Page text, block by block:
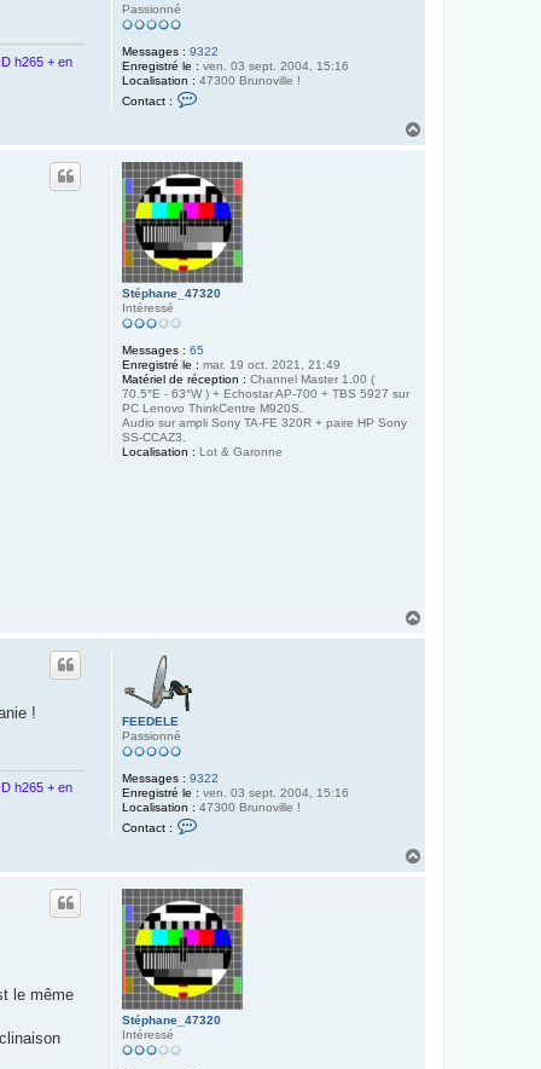
Passionné
Messages : 9322
Enregistré le : ven. 03 sept. 2004, 15:16
Localisation : 47300 Brunoville !
Contact :
c
t
e
F
E
E
D
E
L
h265 + en
a
Stéphane_47320
Intéressé
Messages : 65
Enregistré le : mar. 19 oct. 2021, 21:49
Matériel de réception : Channel Master 1.00 (
70.5°E - 63°W ) + Echostar AP-700 + TBS 5927 sur
PC Lenovo ThinkCentre M920S.
Audio sur ampli Sony TA-FE 320R + paire HP Sony
SS-CCAZ3.
Localisation : Lot & Garonne
FEEDELE
Passionné
Messages : 9322
Enregistré le : ven. 03 sept. 2004, 15:16
Localisation : 47300 Brunoville !
Contact :
c
t
e
F
E
D
E
L
!
h265 + en
a
Stéphane_47320
Intéressé
le même